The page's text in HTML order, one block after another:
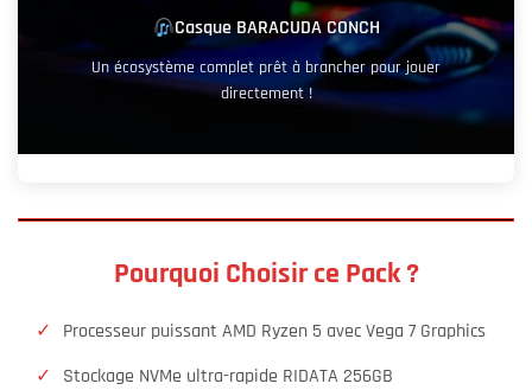
Casque BARACUDA CONCH
Un écosystème complet prêt à brancher pour jouer
directement !
Pourquoi Choisir ce Pack ?
✓
Processeur puissant AMD Ryzen 5 avec Vega 7 Graphics
✓
Stockage NVMe ultra-rapide RIDATA 256GB